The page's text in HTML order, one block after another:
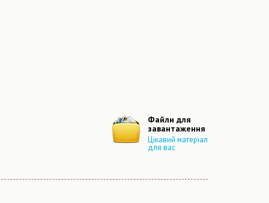
Файли для
завантаження
Цікавий матеріал
для вас